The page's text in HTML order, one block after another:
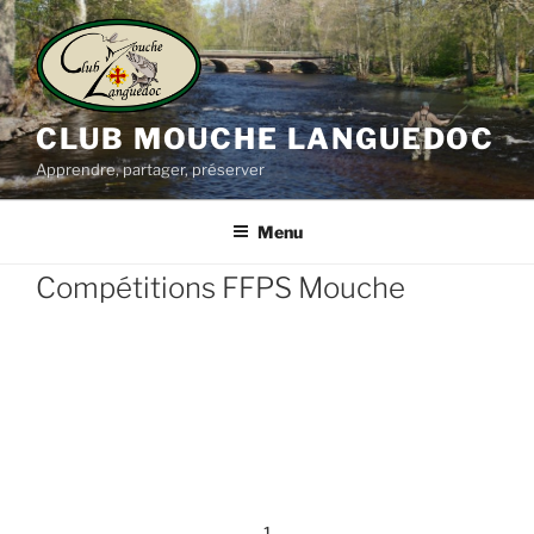
Aller
au
contenu
principal
CLUB MOUCHE LANGUEDOC
Apprendre, partager, préserver
Menu
Compétitions FFPS Mouche